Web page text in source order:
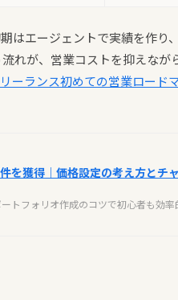
はエージェントで実績を作り
れが、営業コストを抑えなが
ーランス初めての営業ロード
を獲得｜価格設定の考え方とチ
トフォリオ作成のコツで初心者も効